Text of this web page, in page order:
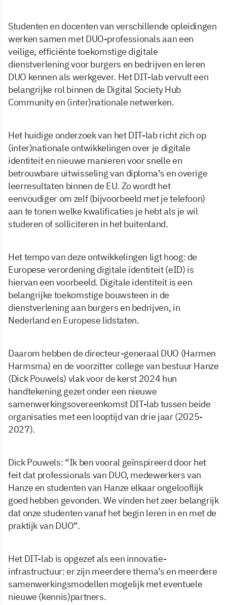
Studenten en docenten van verschillende opleidingen
werken samen met DUO-professionals aan een
veilige, efficiënte toekomstige digitale
dienstverlening voor burgers en bedrijven en leren
DUO kennen als werkgever. Het DIT-lab vervult een
belangrijke rol binnen de Digital Society Hub
Community en (inter)nationale netwerken.
Het huidige onderzoek van het DIT-lab richt zich op
(inter)nationale ontwikkelingen over je digitale
identiteit en nieuwe manieren voor snelle en
betrouwbare uitwisseling van diploma’s en overige
leerresultaten binnen de EU. Zo wordt het
eenvoudiger om zelf (bijvoorbeeld met je telefoon)
aan te tonen welke kwalificaties je hebt als je wil
studeren of solliciteren in het buitenland.
Het tempo van deze ontwikkelingen ligt hoog: de
Europese verordening digitale identiteit (eID) is
hiervan een voorbeeld. Digitale identiteit is een
belangrijke toekomstige bouwsteen in de
dienstverlening aan burgers en bedrijven, in
Nederland en Europese lidstaten.
Daarom hebben de directeur-generaal DUO (Harmen
Harmsma) en de voorzitter college van bestuur Hanze
(Dick Pouwels) vlak voor de kerst 2024 hun
handtekening gezet onder een nieuwe
samenwerkingsovereenkomst DIT-lab tussen beide
organisaties met een looptijd van drie jaar (2025-
2027).
Dick Pouwels: “Ik ben vooral geïnspireerd door het
feit dat professionals van DUO, medewerkers van
Hanze en studenten van Hanze elkaar ongelooflijk
goed hebben gevonden. We vinden het zeer belangrijk
dat onze studenten vanaf het begin leren in en met de
praktijk van DUO”.
Het DIT-lab is opgezet als een innovatie-
infrastructuur: er zijn meerdere thema’s en meerdere
samenwerkingsmodellen mogelijk met eventuele
nieuwe (kennis)partners.